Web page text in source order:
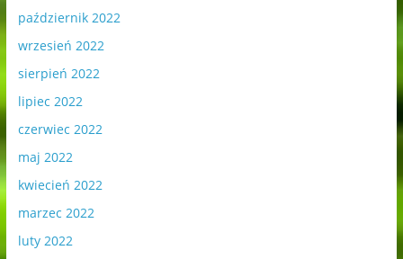
październik 2022
wrzesień 2022
sierpień 2022
lipiec 2022
czerwiec 2022
maj 2022
kwiecień 2022
marzec 2022
luty 2022